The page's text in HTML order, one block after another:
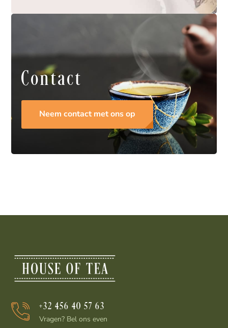
Contact
Neem contact met ons op
+32 456 40 57 63
Vragen? Bel ons even